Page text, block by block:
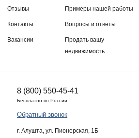
Отзывы
Контакты
Вакансии
Примеры нашей работы
Вопросы и ответы
Продать вашу
недвижимость
8 (800) 550-45-41
Бесплатно по России
Обратный звонок
г. Алушта, ул. Пионерская, 1Б